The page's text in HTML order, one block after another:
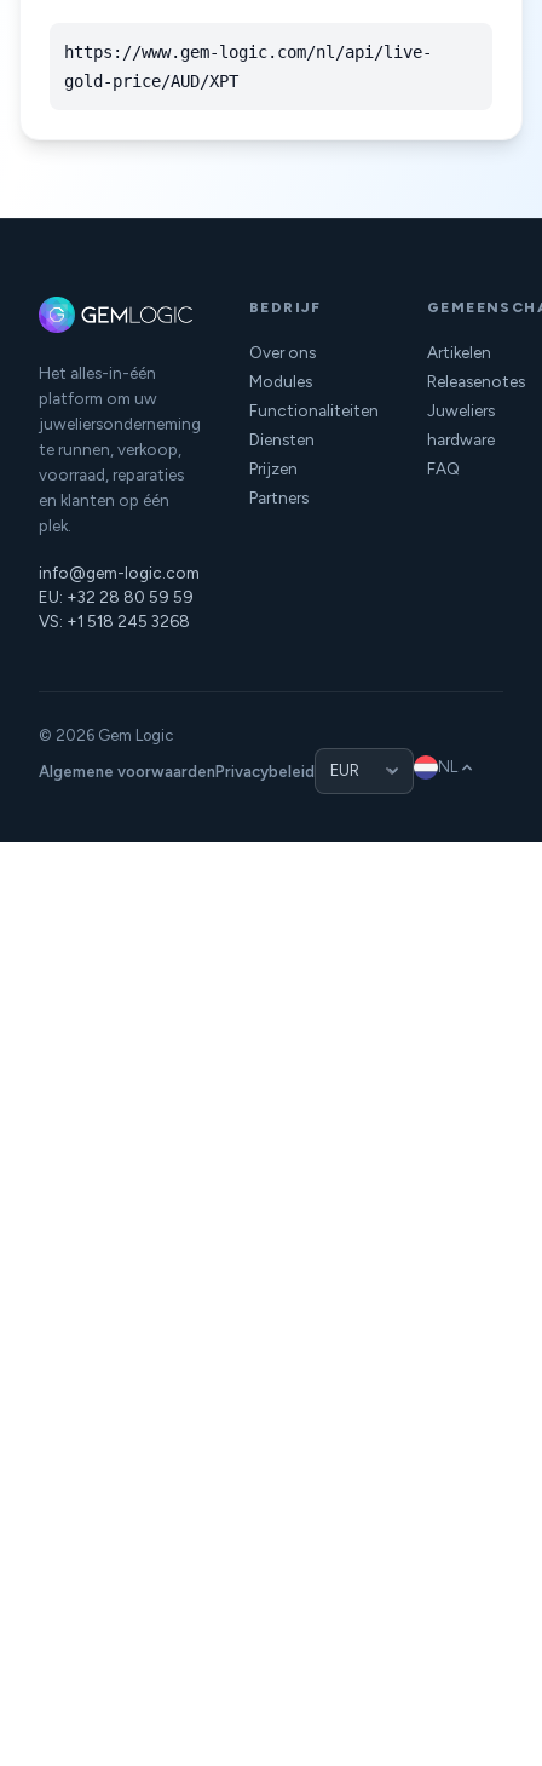
https://www.gem-logic.com/nl/api/live-
gold-price/AUD/XPT
Het alles-in-één
platform om uw
juweliersonderneming
te runnen, verkoop,
voorraad, reparaties
en klanten op één
plek.
info@gem-logic.com
EU: +32 28 80 59 59
VS: +1 518 245 3268
BEDRIJF
Over ons
Modules
Functionaliteiten
Diensten
Prijzen
Partners
Artikelen
Releasenotes
Juweliers
hardware
FAQ
© 2026 Gem Logic
Algemene voorwaardenPrivacybeleid NL